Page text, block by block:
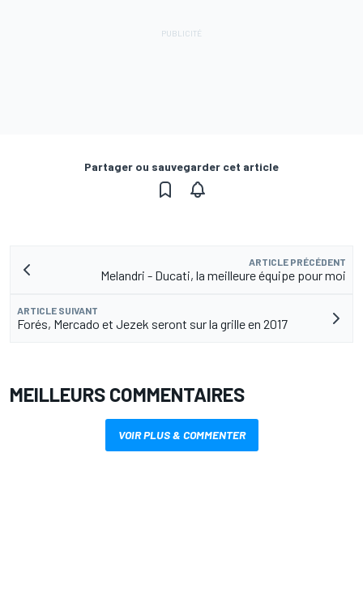
Partager ou sauvegarder cet article
ARTICLE PRÉCÉDENT
Melandri - Ducati, la meilleure équipe pour moi
ARTICLE SUIVANT
Forés, Mercado et Jezek seront sur la grille en 2017
MEILLEURS COMMENTAIRES
VOIR PLUS & COMMENTER